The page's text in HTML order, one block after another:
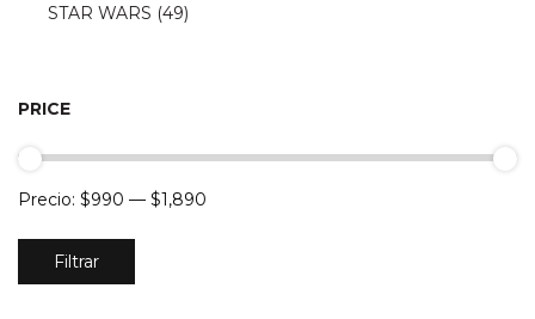
STAR WARS (49)
PRICE
Precio
mínimo
Precio
máximo
Filtrar
Precio: $990 — $1,890